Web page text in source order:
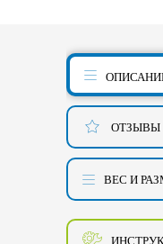
ОТЗЫВЫ
ВЕС И